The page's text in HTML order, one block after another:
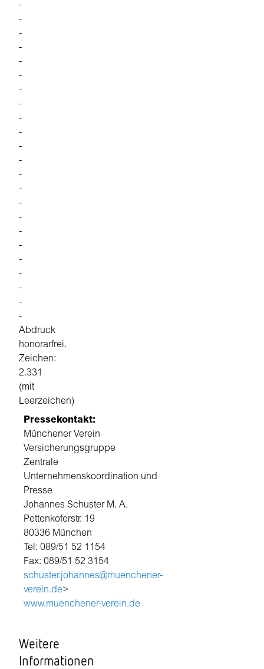
-
-
-
-
-
-
-
-
-
-
-
-
-
-
-
-
-
-
-
-
-
-
-
Abdruck
honorarfrei.
Zeichen:
2.331
(mit
Leerzeichen)
Pressekontakt:
Münchener Verein
Versicherungsgruppe
Zentrale
Unternehmenskoordination und
Presse
Johannes Schuster M. A.
Pettenkoferstr. 19
80336 München
Tel: 089/51 52 1154
Fax: 089/51 52 3154
schuster.johannes@muenchener-
verein.de>
www.muenchener-verein.de
Weitere
Informationen